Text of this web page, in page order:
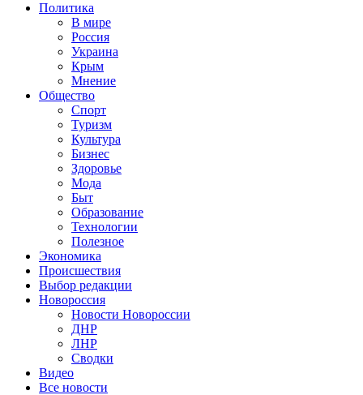
Политика
В мире
Россия
Украина
Крым
Мнение
Общество
Спорт
Туризм
Культура
Бизнес
Здоровье
Мода
Быт
Образование
Технологии
Полезное
Экономика
Происшествия
Выбор редакции
Новороссия
Новости Новороссии
ДНР
ЛНР
Сводки
Видео
Все новости